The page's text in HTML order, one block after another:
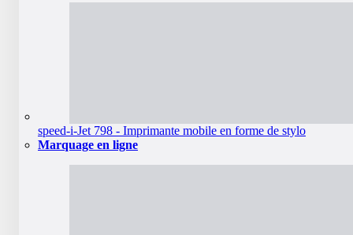
speed-i-Jet 798 - Imprimante mobile en forme de stylo
Marquage en ligne